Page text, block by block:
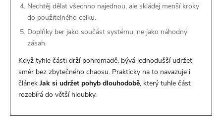
Nechtěj dělat všechno najednou, ale skládej menší kroky
do použitelného celku.
Doplňky ber jako součást systému, ne jako náhodný
zásah.
Když tyhle části drží pohromadě, bývá jednodušší udržet
směr bez zbytečného chaosu. Prakticky na to navazuje i
článek Jak si udržet pohyb dlouhodobě, který tuhle část
rozebírá do větší hloubky.